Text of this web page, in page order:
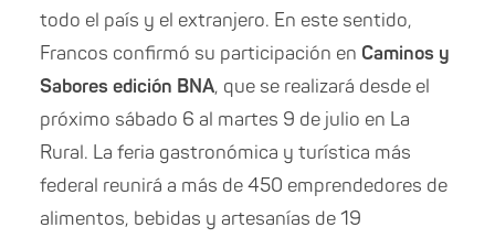
todo el país y el extranjero. En este sentido,
Francos confirmó su participación en Caminos y
Sabores edición BNA, que se realizará desde el
próximo sábado 6 al martes 9 de julio en La
Rural. La feria gastronómica y turística más
federal reunirá a más de 450 emprendedores de
alimentos, bebidas y artesanías de 19